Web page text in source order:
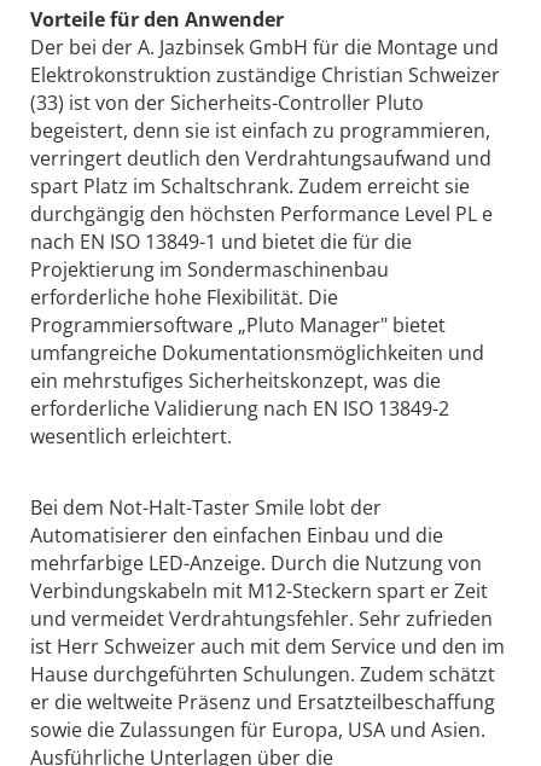
Vorteile für den Anwender
Der bei der A. Jazbinsek GmbH für die Montage und
Elektrokonstruktion zuständige Christian Schweizer
(33) ist von der Sicherheits-Controller Pluto
begeistert, denn sie ist einfach zu programmieren,
verringert deutlich den Verdrahtungsaufwand und
spart Platz im Schaltschrank. Zudem erreicht sie
durchgängig den höchsten Performance Level PL e
nach EN ISO 13849-1 und bietet die für die
Projektierung im Sondermaschinenbau
erforderliche hohe Flexibilität. Die
Programmiersoftware „Pluto Manager" bietet
umfangreiche Dokumentationsmöglichkeiten und
ein mehrstufiges Sicherheitskonzept, was die
erforderliche Validierung nach EN ISO 13849-2
wesentlich erleichtert.
Bei dem Not-Halt-Taster Smile lobt der
Automatisierer den einfachen Einbau und die
mehrfarbige LED-Anzeige. Durch die Nutzung von
Verbindungskabeln mit M12-Steckern spart er Zeit
und vermeidet Verdrahtungsfehler. Sehr zufrieden
ist Herr Schweizer auch mit dem Service und den im
Hause durchgeführten Schulungen. Zudem schätzt
er die weltweite Präsenz und Ersatzteilbeschaffung
sowie die Zulassungen für Europa, USA und Asien.
Ausführliche Unterlagen über die